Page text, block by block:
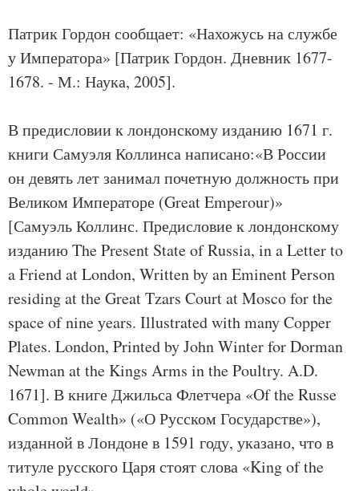
Патрик Гордон сообщает: «Нахожусь на службе
у Императора» [Патрик Гордон. Дневник 1677-
1678. - М.: Наука, 2005].
В предисловии к лондонскому изданию 1671 г.
книги Самуэля Коллинса написано:«В России
он девять лет занимал почетную должность при
Великом Императоре (Great Emperour)»
[Самуэль Коллинс. Предисловие к лондонскому
изданию The Present State of Russia, in a Letter to
a Friend at London, Written by an Eminent Person
residing at the Great Tzars Court at Mosco for the
space of nine уears. Illustrated with many Copper
Plates. London, Printed by John Winter for Dorman
Newman at the Kings Arms in the Poultry. A.D.
1671]. В книге Джильса Флетчера «Of the Russe
Common Wealth» («О Русском Государстве»),
изданной в Лондоне в 1591 году, указано, что в
титуле русского Царя стоят слова «King of the